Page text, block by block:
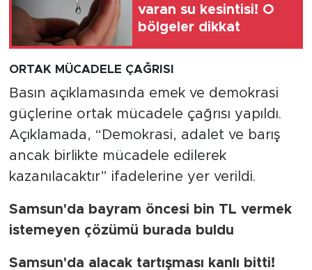
varan su kesintisi! O
bölgeler dikkat
ORTAK MÜCADELE ÇAĞRISI
Basın açıklamasında emek ve demokrasi
güçlerine ortak mücadele çağrısı yapıldı.
Açıklamada, “Demokrasi, adalet ve barış
ancak birlikte mücadele edilerek
kazanılacaktır” ifadelerine yer verildi.
Samsun'da bayram öncesi bin TL vermek
istemeyen çözümü burada buldu
Samsun'da alacak tartışması kanlı bitti!